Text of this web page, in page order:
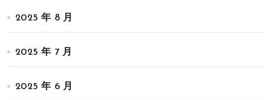
2025 年 8 月
2025 年 7 月
2025 年 6 月